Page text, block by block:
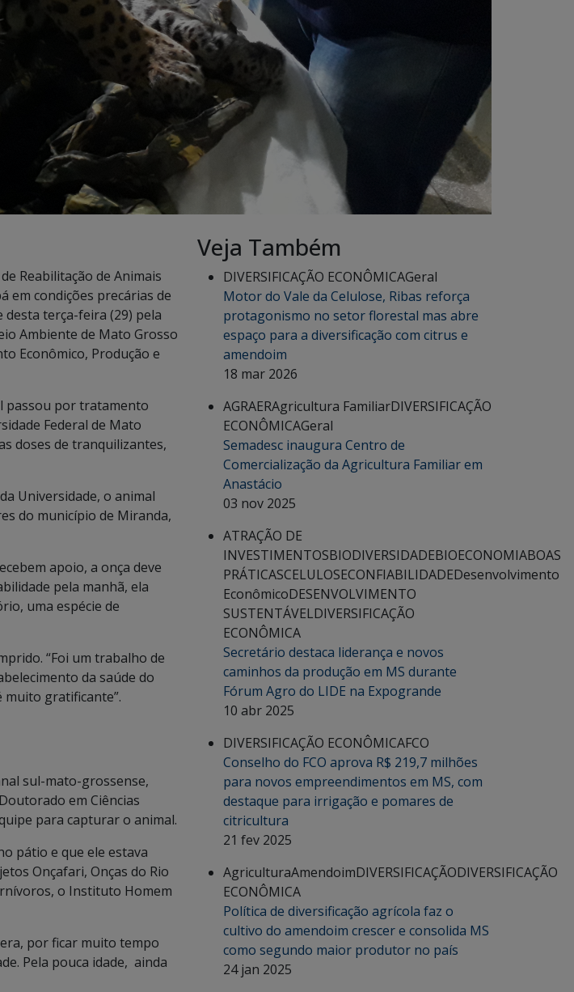
Reabilitação de Animais
em condições precárias de
terça-feira (29) pela
Ambiente de Mato Grosso
Econômico, Produção e
passou por tratamento
Federal de Mato
doses de tranquilizantes,
Universidade, o animal
do município de Miranda,
apoio, a onça deve
pela manhã, ela
uma espécie de
“Foi um trabalho de
da saúde do
muito gratificante”.
sul-mato-grossense,
em Ciências
para capturar o animal.
pátio e que ele estava
Onçafari, Onças do Rio
o Instituto Homem
por ficar muito tempo
Pela pouca idade, ainda
Veja Também
DIVERSIFICAÇÃO ECONÔMICAGeral
Motor do Vale da Celulose, Ribas reforça
protagonismo no setor florestal mas abre
espaço para a diversificação com citrus e
amendoim
18 mar 2026
AGRAERAgricultura FamiliarDIVERSIFICAÇÃO
ECONÔMICAGeral
Semadesc inaugura Centro de
Comercialização da Agricultura Familiar em
Anastácio
03 nov 2025
ATRAÇÃO DE
INVESTIMENTOSBIODIVERSIDADEBIOECONOMIABOAS
PRÁTICASCELULOSECONFIABILIDADEDesenvolvimento
EconômicoDESENVOLVIMENTO
SUSTENTÁVELDIVERSIFICAÇÃO
ECONÔMICA
Secretário destaca liderança e novos
caminhos da produção em MS durante
Fórum Agro do LIDE na Expogrande
10 abr 2025
DIVERSIFICAÇÃO ECONÔMICAFCO
Conselho do FCO aprova R$ 219,7 milhões
para novos empreendimentos em MS, com
destaque para irrigação e pomares de
citricultura
21 fev 2025
AgriculturaAmendoimDIVERSIFICAÇÃODIVERSIFICAÇÃO
ECONÔMICA
Política de diversificação agrícola faz o
cultivo do amendoim crescer e consolida MS
como segundo maior produtor no país
24 jan 2025